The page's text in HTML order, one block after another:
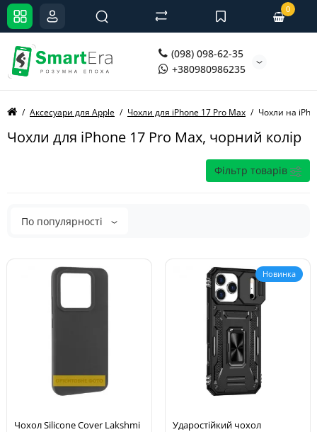
(098) 098-62-35
+380980986235
0
Аксесуари для Apple Чохли для iPhone 17 Pro Max Чохли на
Чохли для iPhone 17 Pro Max, чорний колір
Фільтр товарів
По популярності
Чохол Silicone Cover Lakshmi
Новинка
Ударостійкий чохол